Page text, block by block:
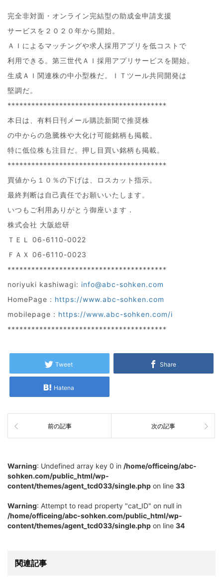
完全非対面・オンライン完結型の助成金申請支援
サービスを２０２０年から開始。
ＡＩによるマッチングや求人採用アプリを低コストで
利用できる。第三世代ＡＩ採用アプリサービスを開始。
生成ＡＩ関連株の中小型株だ。ＩＴツール共同開発は
堅調だ。
****************************************
本日は、有料日刊メール購読新聞で推奨株
の中からの急騰株や大化け可能銘柄も掲載。
特に低位株も注目だ。押し目買い銘柄も掲載。
****************************************
買値から１０％の下げは、ロスカット指示。
最終判断は自己責任でお願いいたします。
いつもご利用ありがとう御座います．
株式会社 大阪総研
ＴＥＬ 06-6110-0022
ＦＡＸ 06-6110-0023
****************************************
noriyuki kashiwagi: info@abc-sohken.com
HomePage : https://www.abc-sohken.com
mobilepage : https://www.abc-sohken.com/i
****************************************
Tweet Share
Hatena
前の記事 次の記事
Warning: Undefined array key 0 in /home/officeing/abc-
sohken.com/public_html/wp-
content/themes/agent_tcd033/single.php on line 33
Warning: Attempt to read property "cat_ID" on null in
/home/officeing/abc-sohken.com/public_html/wp-
content/themes/agent_tcd033/single.php on line 34
関連記事